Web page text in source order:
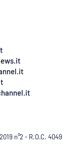
n°2 - R.O.C. 4049